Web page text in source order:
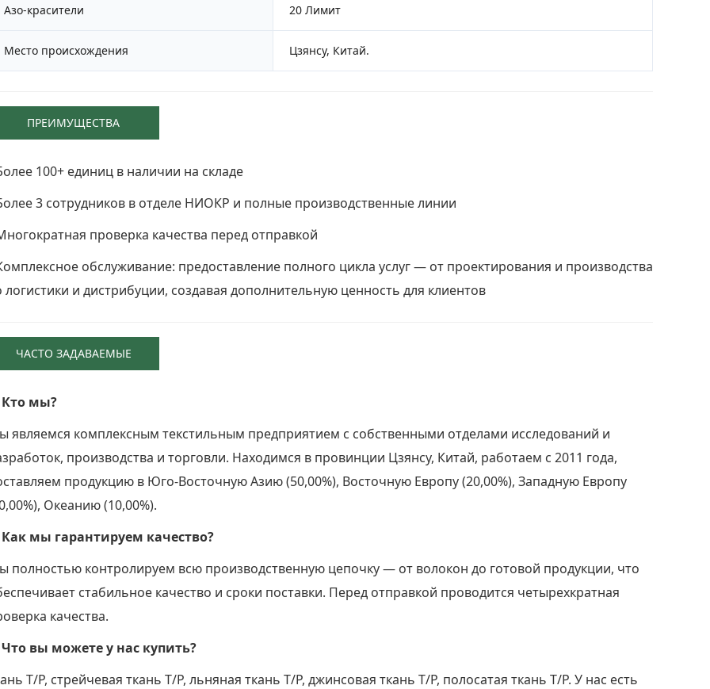
Азо-красители 20 Лимит
Место происхождения Цзянсу, Китай.
ПРЕИМУЩЕСТВА
100+ единиц в наличии на складе
3 сотрудников в отделе НИОКР и полные производственные линии
проверка качества перед отправкой
обслуживание: предоставление полного цикла услуг — от проектирования и производства
логистики и дистрибуции, создавая дополнительную ценность для клиентов
ЧАСТО ЗАДАВАЕМЫЕ
Кто мы?
являемся комплексным текстильным предприятием с собственными отделами исследований и
производства и торговли. Находимся в провинции Цзянсу, Китай, работаем с 2011 года,
продукцию в Юго-Восточную Азию (50,00%), Восточную Европу (20,00%), Западную Европу
Океанию (10,00%).
Как мы гарантируем качество?
полностью контролируем всю производственную цепочку — от волокон до готовой продукции, что
стабильное качество и сроки поставки. Перед отправкой проводится четырехкратная
качества.
Что вы можете у нас купить?
Т/Р, стрейчевая ткань Т/Р, льняная ткань Т/Р, джинсовая ткань Т/Р, полосатая ткань Т/Р. У нас есть